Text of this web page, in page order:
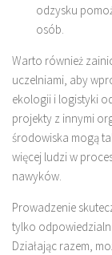
odzysku
osób.
Warto również
uczelniami, aby
ekologii i logistyki
projekty z innymi
środowiska mogą
więcej ludzi w
nawyków.
Prowadzenie
tylko
Działając razem,